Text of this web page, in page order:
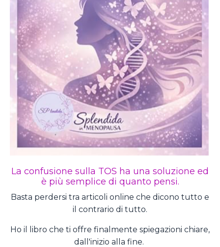
La confusione sulla TOS ha una soluzione ed
è più semplice di quanto pensi.
Basta perdersi tra articoli online che dicono tutto e
il contrario di tutto.
Ho il libro che ti offre finalmente spiegazioni chiare,
dall'inizio alla fine.